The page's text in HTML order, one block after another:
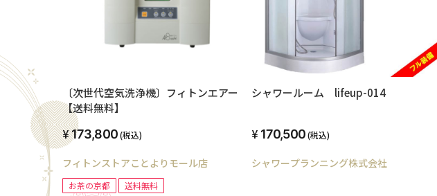
〔次世代空気洗浄機〕フィトンエアー
【送料無料】
173,800(税込)
フィトンストアことよりモール店
お茶の京都 送料無料
シャワールーム lifeup-014
170,500(税込)
シャワープランニング株式会社